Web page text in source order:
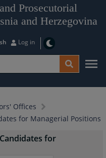
Prosecutorial
and Herzegovina
Log in
Offices
for Managerial Positions
for